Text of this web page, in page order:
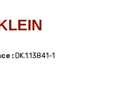
: DK.1.13841-1